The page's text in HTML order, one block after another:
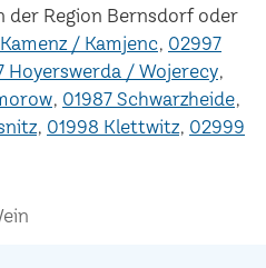
der Region Bernsdorf oder
Kamenz / Kamjenc 02997
Hoyerswerda / Wojerecy
01987 Schwarzheide
01998 Klettwitz 02999